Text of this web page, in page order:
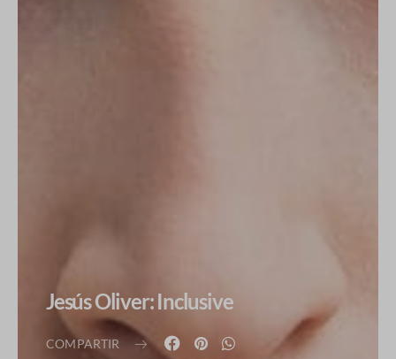
Jesús Oliver: Inclusive
COMPARTIR